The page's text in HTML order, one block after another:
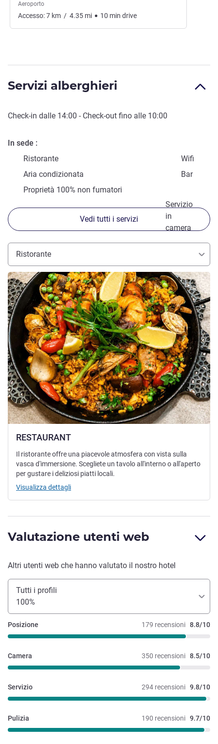
Aeroporto
Accesso:7 km / 4.35 mi 10 min drive
Servizi alberghieri
Check-in dalle 14:00 - Check-out fino alle 10:00
In sede
Ristorante
Wifi
Aria condizionata
Bar
Proprietà 100% non fumatori
Servizio
in
camera
Vedi tutti i servizi
Ristorante
RESTAURANT
Visualizza dettagli
Il ristorante offre una piacevole atmosfera con vista sulla
vasca d'immersione. Scegliete un tavolo all'interno o all'aperto
per gustare i deliziosi piatti locali.
Visualizza dettagli
Valutazione utenti web
Altri utenti web che hanno valutato il nostro hotel
Tutti i profili
100%
179 recensioni 8.8/10
Posizione
350 recensioni 8.5/10
Camera
294 recensioni 9.8/10
Servizio
190 recensioni 9.7/10
Pulizia